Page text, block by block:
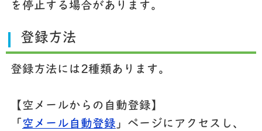
を停止する場合があります。
登録方法
登録方法には2種類あります。
【空メールからの自動登録】
「 空メール自動登録 」ページにアクセスし、